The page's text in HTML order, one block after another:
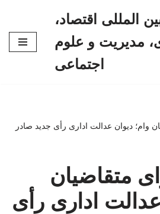
المللی اقتصاد،
مدیریت و علوم
اجتماعی
وام؛ دیوان عدالت اداری رأی جدید صادر
متقاضیان
اداری رأی